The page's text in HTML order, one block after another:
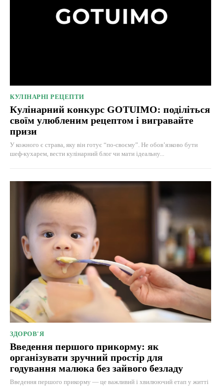
КУЛІНАРНІ РЕЦЕПТИ
Кулінарний конкурс GOTUIMO: поділіться
своїм улюбленим рецептом і вигравайте
призи
У кожного є страва, яку він готує “по-своєму”. Не обов’язково бути
шеф-кухарем, вести кулінарний блог чи мати ідеальну...
ЗДОРОВ'Я
Введення першого прикорму: як
організувати зручний простір для
годування малюка без зайвого безладу
Введення першого прикорму — це важливий і хвилюючий етап у житті